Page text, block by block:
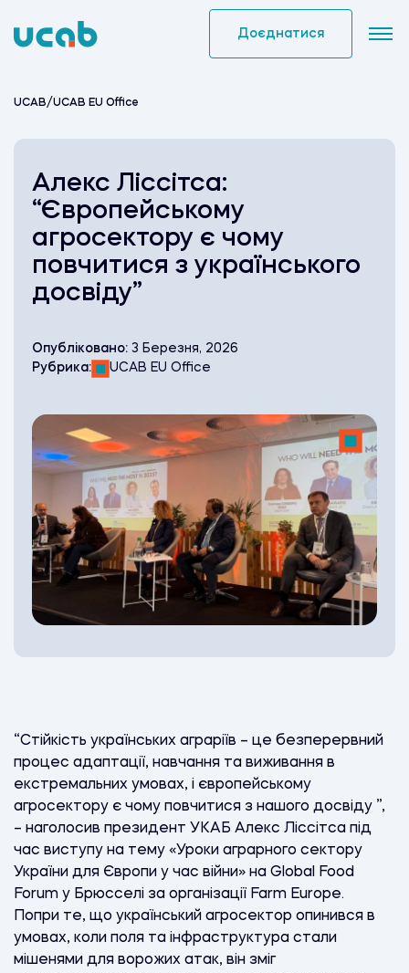
to
Доєднатися
UCAB/UCAB EU Office
Алекс Ліссітса:
“Європейському
агросектору є чому
повчитися з українського
досвіду”
Опубліковано: 3 Березня, 2026
Рубрика:
UCAB EU Office
“Стійкість українських аграріїв – це безперервний
процес адаптації, навчання та виживання в
екстремальних умовах, і європейському
агросектору є чому повчитися з нашого досвіду ”,
– наголосив президент УКАБ Алекс Ліссітса під
час виступу на тему «Уроки аграрного сектору
України для Європи у час війни» на Global Food
Forum у Брюсселі за організації Farm Europe.
Попри те, що український агросектор опинився в
умовах, коли поля та інфраструктура стали
мішенями для ворожих атак, він зміг